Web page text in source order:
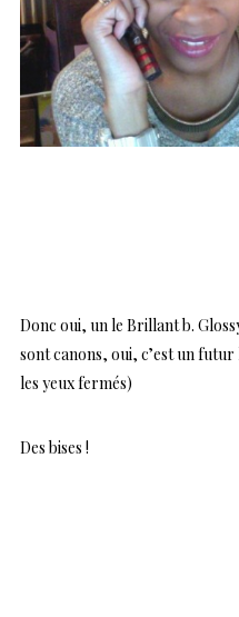
Donc oui, un le Brillant b.
sont canons, oui, c’est un
les yeux fermés)
Des bises !